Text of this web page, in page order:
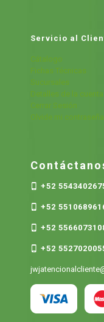
Servicio al
Cátalogo
Fichas Técnicas
Sucursales
Detalles de la cuenta
Cerrar Sesión
Olvide mi contraseña
+52
+52
+52
+52